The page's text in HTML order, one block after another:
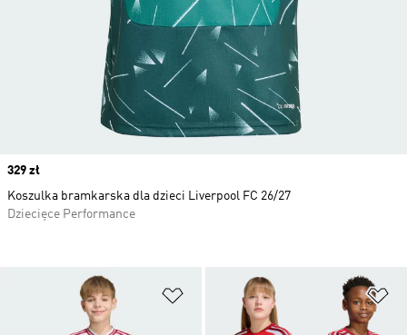
Dodaj do listy życzeń
Price
329 zł
Koszulka bramkarska dla dzieci Liverpool FC 26/27
Dziecięce Performance